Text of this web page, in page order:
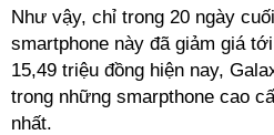
Như vậy, chỉ trong 20 ngày
smartphone này đã giảm giá
15,49 triệu đồng hiện nay,
trong những smarpthone cao
nhất.